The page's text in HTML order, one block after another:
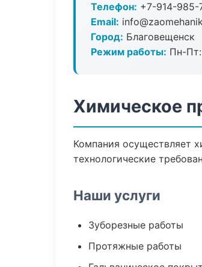
Телефон: +7-914-985-
Email:
Город: Благовещенск
Режим работы: Пн-
Химическое
Компания осуществляет
технологические
Наши услуги
Зуборезные работы
Протяжные работы